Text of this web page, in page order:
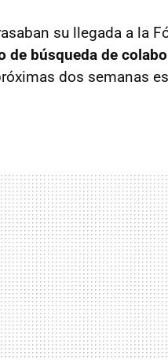
su llegada a la
de búsqueda de
dos semanas